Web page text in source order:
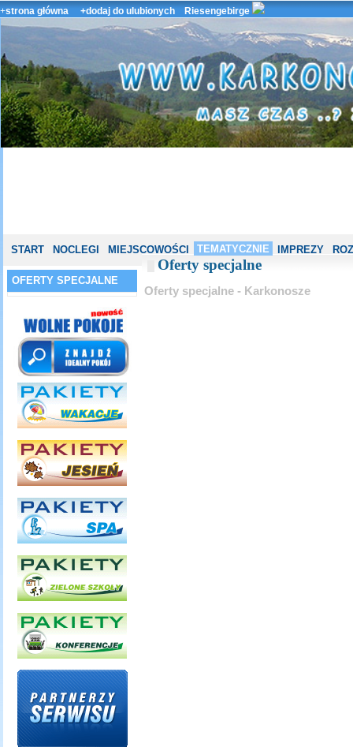
+strona główna +dodaj do ulubionych Riesengebirge
START NOCLEGI MIEJSCOWOŚCI TEMATYCZNIE IMPREZY
OFERTY SPECJALNE
Oferty specjalne
Oferty specjalne - Karkonosze